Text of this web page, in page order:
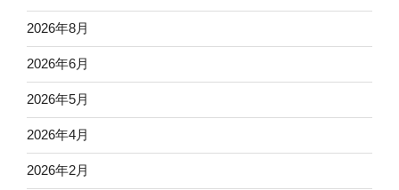
2026年8月
2026年6月
2026年5月
2026年4月
2026年2月